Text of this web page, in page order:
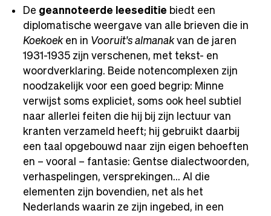
De geannoteerde leeseditie biedt een
diplomatische weergave van alle brieven die in
Koekoeken in Vooruit's almanakvan de jaren
1931-1935 zijn verschenen, met tekst- en
woordverklaring. Beide notencomplexen zijn
noodzakelijk voor een goed begrip: Minne
verwijst soms expliciet, soms ook heel subtiel
naar allerlei feiten die hij bij zijn lectuur van
kranten verzameld heeft; hij gebruikt daarbij
een taal opgebouwd naar zijn eigen behoeften
en – vooral – fantasie: Gentse dialectwoorden,
verhaspelingen, versprekingen… Al die
elementen zijn bovendien, net als het
Nederlands waarin ze zijn ingebed, in een